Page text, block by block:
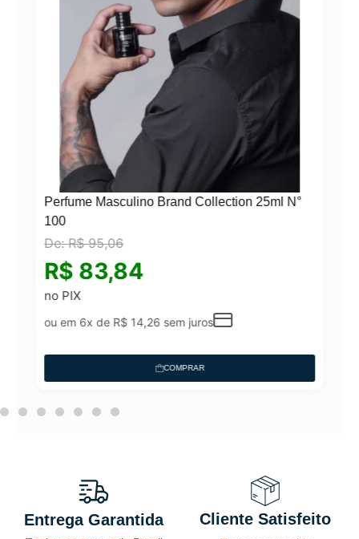
Perfume Masculino Brand Collection 25ml N°
100
De:R$95,06
R$ 83,84
no PIX
ou em 6x de R$ 14,26 sem juros
COMPRAR
Entrega Garantida Cliente Satisfeito